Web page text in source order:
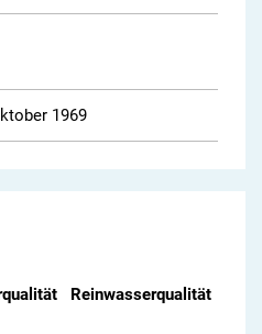
1969
Reinwasserqualität